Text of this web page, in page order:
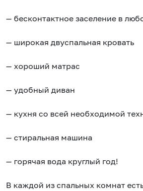
— бесконтактное заселение в
— широкая двуспальная кровать
— хороший матрас
— удобный диван
— кухня со всей необходимой
— стиральная машина
— горячая вода круглый год!
В каждой из спальных комнат